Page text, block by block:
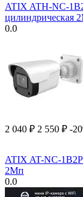
ATIX ATH-NC-
цилиндрическая
0.0
2 040 ₽ 2 550 ₽ -
ATIX AT-NC-
2Мп
0.0